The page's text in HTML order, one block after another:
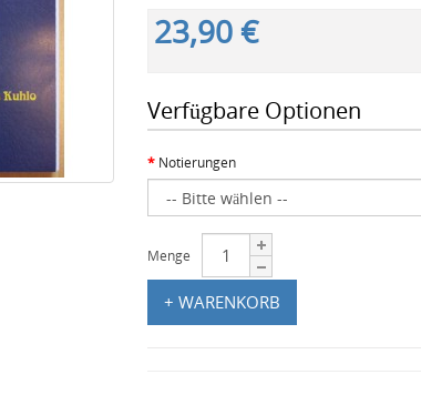
23,90 €
Verfügbare Optionen
Notierungen
Menge
+ WARENKORB